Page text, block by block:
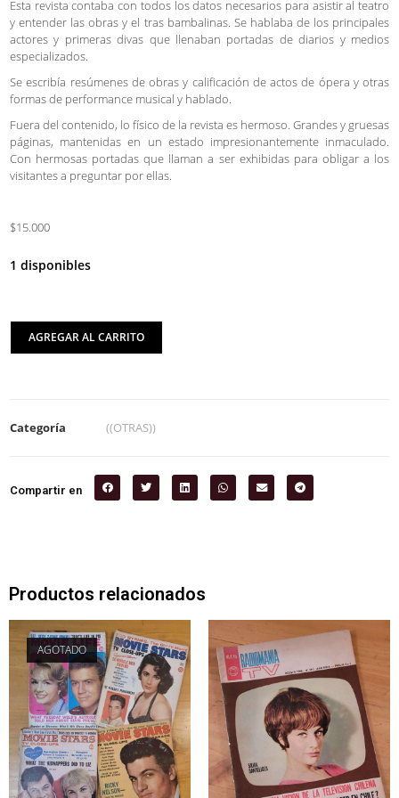
Esta revista contaba con todos los datos necesarios para asistir al teatro
y entender las obras y el tras bambalinas. Se hablaba de los principales
actores y primeras divas que llenaban portadas de diarios y medios
especializados.
Se escribía resúmenes de obras y calificación de actos de ópera y otras
formas de performance musical y hablado.
Fuera del contenido, lo físico de la revista es hermoso. Grandes y gruesas
páginas, mantenidas en un estado impresionantemente inmaculado.
Con hermosas portadas que llaman a ser exhibidas para obligar a los
visitantes a preguntar por ellas.
$15.000
1 disponibles
AGREGAR AL CARRITO
Categoría ((OTRAS))
Compartir en
Productos relacionados
AGOTADO